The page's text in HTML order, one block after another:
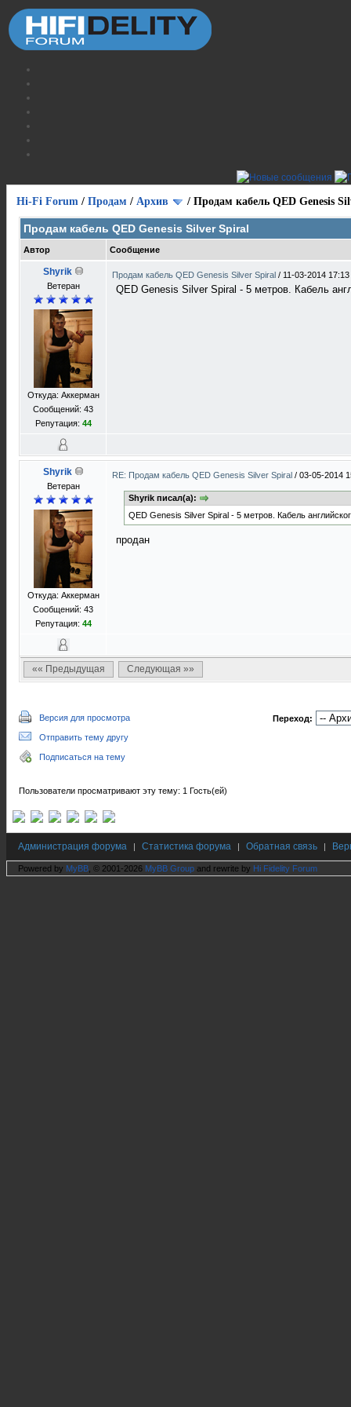
Hi-Fi Forum / Продам / Архив / Продам кабель QED Genesis
Продам кабель QED Genesis Silver Spiral
Автор Сообщение
Shyrik
Ветеран
Откуда: Аккерман
Сообщений: 43
Репутация: 44
Продам кабель QED Genesis Silver Spiral / 11-03-2014 17:13
QED Genesis Silver Spiral - 5 метров. Кабель
Shyrik
Ветеран
Откуда: Аккерман
Сообщений: 43
Репутация: 44
RE: Продам кабель QED Genesis Silver Spiral / 03-05-2014
Shyrik писал(а):
QED Genesis Silver Spiral - 5 метров. Кабель
продан
«« Предыдущая Следующая »»
Версия для просмотра
Отправить тему другу
Подписаться на тему
Переход:
Пользователи просматривают эту тему: 1 Гость(ей)
Администрация форума | Статистика форума | Обратная связь |
Powered by MyBB , © 2001-2026 MyBB Group and rewrite by Hi Fidelity Forum